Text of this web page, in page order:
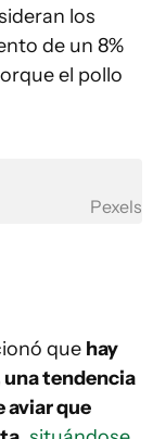
los
de un 8%
el pollo
Pexels
que hay
una tendencia
aviar que